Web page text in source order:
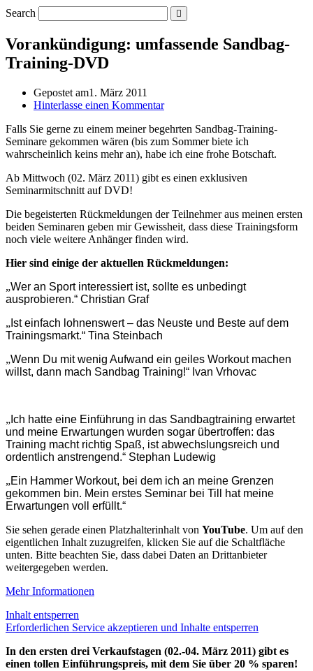
Search
Vorankündigung: umfassende Sandbag-
Training-DVD
Gepostet am1. März 2011
Hinterlasse einen Kommentar
Falls Sie gerne zu einem meiner begehrten Sandbag-Training-
Seminare gekommen wären (bis zum Sommer biete ich
wahrscheinlich keins mehr an), habe ich eine frohe Botschaft.
Ab Mittwoch (02. März 2011) gibt es einen exklusiven
Seminarmitschnitt auf DVD!
Die begeisterten Rückmeldungen der Teilnehmer aus meinen ersten
beiden Seminaren geben mir Gewissheit, dass diese Trainingsform
noch viele weitere Anhänger finden wird.
Hier sind einige der aktuellen Rückmeldungen:
„Wer an Sport interessiert ist, sollte es unbedingt
ausprobieren.“ Christian Graf
„ Ist einfach lohnenswert – das Neuste und Beste auf dem
Trainingsmarkt.“ Tina Steinbach
„Wenn Du mit wenig Aufwand ein geiles Workout machen
willst, dann mach Sandbag Training!“ Ivan Vrhovac
„ Ich hatte eine Einführung in das Sandbagtraining erwartet
und meine Erwartungen wurden sogar übertroffen: das
Training macht richtig Spaß, ist abwechslungsreich und
ordentlich anstrengend.“ Stephan Ludewig
„Ein Hammer Workout, bei dem ich an meine Grenzen
gekommen bin. Mein erstes Seminar bei Till hat meine
Erwartungen voll erfüllt.“
Sie sehen gerade einen Platzhalterinhalt von YouTube. Um auf den
eigentlichen Inhalt zuzugreifen, klicken Sie auf die Schaltfläche
unten. Bitte beachten Sie, dass dabei Daten an Drittanbieter
weitergegeben werden.
Mehr Informationen
Inhalt entsperren
Erforderlichen Service akzeptieren und Inhalte entsperren
In den ersten drei Verkaufstagen (02.-04. März 2011) gibt es
einen tollen Einführungspreis, mit dem Sie über 20 % sparen!